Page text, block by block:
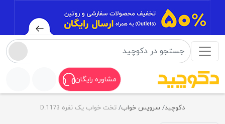
مشاوره رایگان
دکوچید سرویس خواب تخت خواب یک نفره D.1173